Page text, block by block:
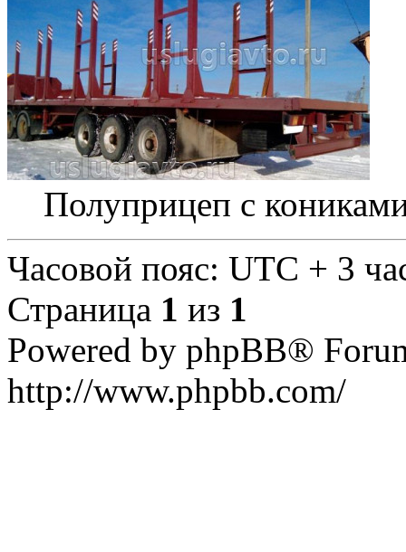
Полуприцеп с
Часовой пояс: UTC + 3
Страница 1 из 1
Powered by phpBB®
http://www.phpbb.com/